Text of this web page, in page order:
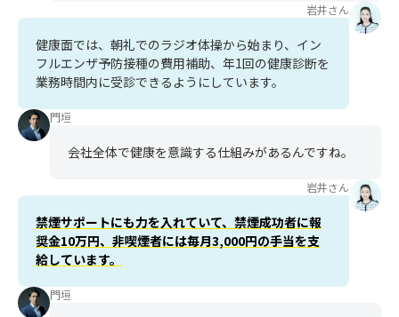
岩井さん
健康面では、朝礼でのラジオ体操から始まり、イン
フルエンザ予防接種の費用補助、年1回の健康診断を
業務時間内に受診できるようにしています。
門垣
会社全体で健康を意識する仕組みがあるんですね。
岩井さん
禁煙サポートにも力を入れていて、禁煙成功者に報
奨金10万円、非喫煙者には毎月3,000円の手当を支
給しています。
門垣